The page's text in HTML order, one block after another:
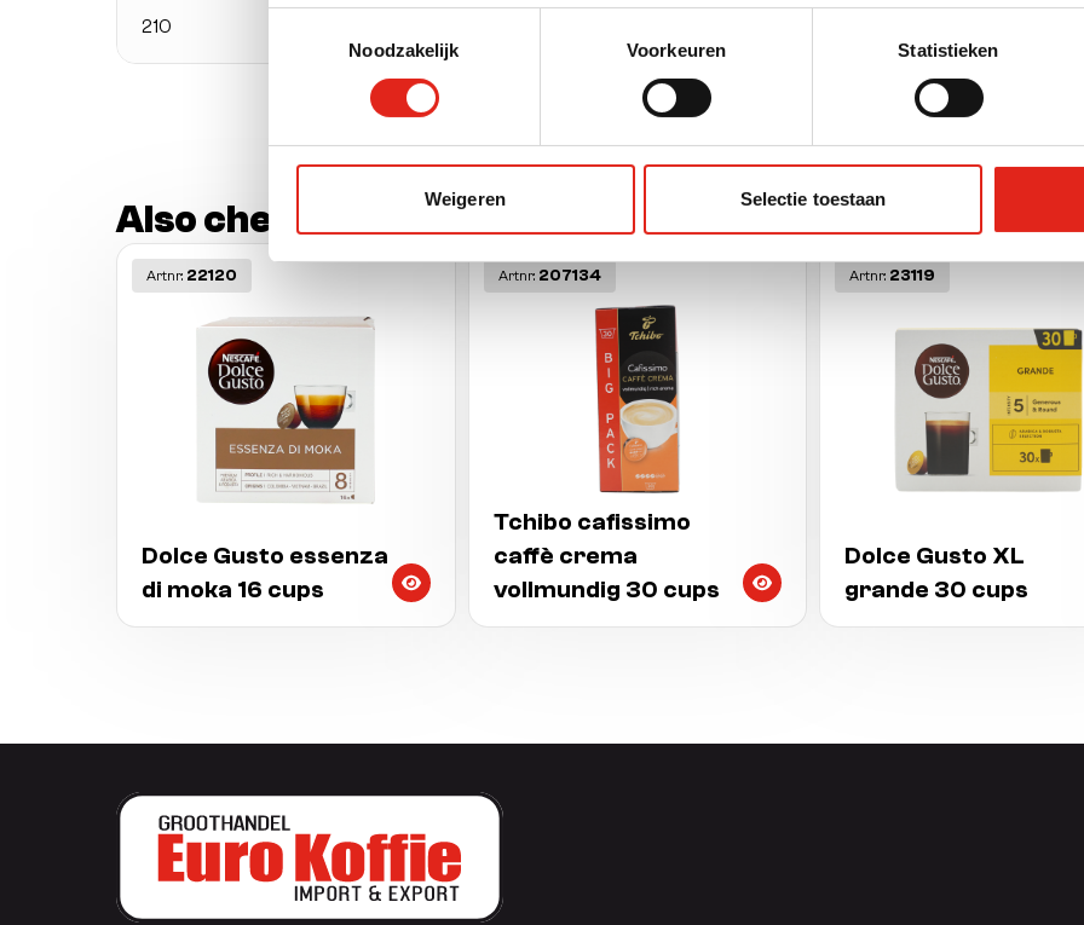
Noodzakelijk
Voorkeuren Statistieken
Weigeren Selectie toestaan
210
Also check out these other products
Artnr: 22120
Dolce Gusto essenza
di moka 16 cups
Artnr: 207134
Tchibo cafissimo
caffè crema
vollmundig 30 cups
Artnr: 23119
Dolce Gusto XL
grande 30 cups